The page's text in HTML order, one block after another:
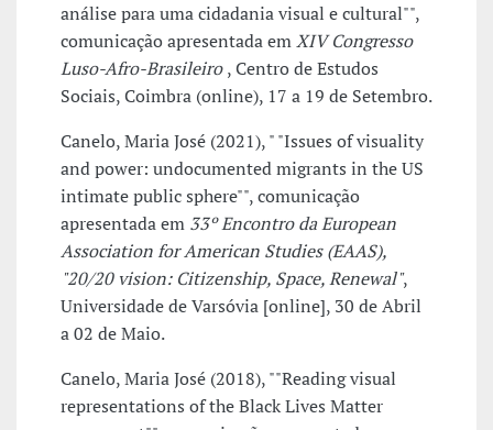
análise para uma cidadania visual e cultural"",
comunicação apresentada emXIV Congresso
Luso-Afro-Brasileiro, Centro de Estudos
Sociais, Coimbra (online), 17 a 19 de Setembro.
Canelo, Maria José (2021), " "Issues of visuality
and power: undocumented migrants in the US
intimate public sphere"", comunicação
apresentada em 33º Encontro da European
Association for American Studies (EAAS),
"20/20 vision: Citizenship, Space, Renewal",
Universidade de Varsóvia [online], 30 de Abril
a 02 de Maio.
Canelo, Maria José (2018), ""Reading visual
representations of the Black Lives Matter